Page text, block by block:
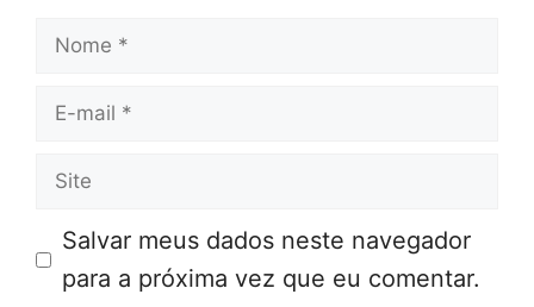
Nome
E-
Site
Salvar meus dados neste navegador
para a próxima vez que eu comentar.